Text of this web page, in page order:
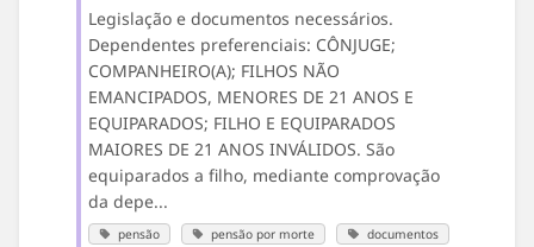
Legislação e documentos necessários.
Dependentes preferenciais: CÔNJUGE;
COMPANHEIRO(A); FILHOS NÃO
EMANCIPADOS, MENORES DE 21 ANOS E
EQUIPARADOS; FILHO E EQUIPARADOS
MAIORES DE 21 ANOS INVÁLIDOS. São
equiparados a filho, mediante comprovação
da depe...
pensão pensão por morte
documentos